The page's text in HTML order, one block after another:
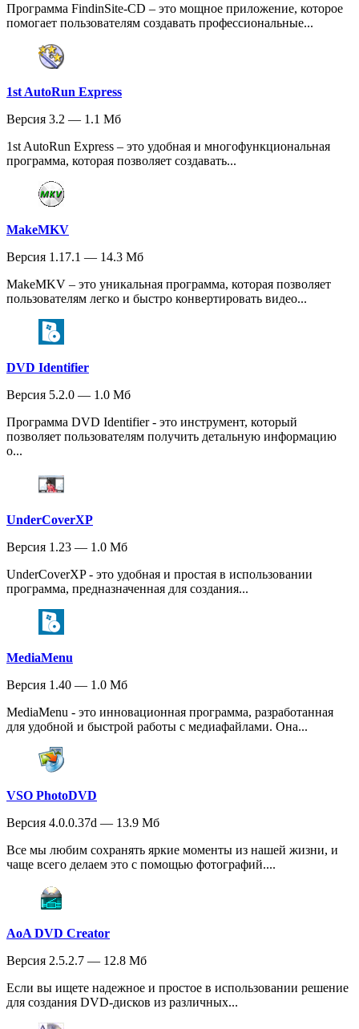
Программа FindinSite-CD – это мощное приложение, которое
помогает пользователям создавать профессиональные...
1st AutoRun Express
Версия 3.2 — 1.1 Мб
1st AutoRun Express – это удобная и многофункциональная
программа, которая позволяет создавать...
MakeMKV
Версия 1.17.1 — 14.3 Мб
MakeMKV – это уникальная программа, которая позволяет
пользователям легко и быстро конвертировать видео...
DVD Identifier
Версия 5.2.0 — 1.0 Мб
Программа DVD Identifier - это инструмент, который
позволяет пользователям получить детальную информацию
о...
UnderCoverXP
Версия 1.23 — 1.0 Мб
UnderCoverXP - это удобная и простая в использовании
программа, предназначенная для создания...
MediaMenu
Версия 1.40 — 1.0 Мб
MediaMenu - это инновационная программа, разработанная
для удобной и быстрой работы с медиафайлами. Она...
VSO PhotoDVD
Версия 4.0.0.37d — 13.9 Мб
Все мы любим сохранять яркие моменты из нашей жизни, и
чаще всего делаем это с помощью фотографий....
AoA DVD Creator
Версия 2.5.2.7 — 12.8 Мб
Если вы ищете надежное и простое в использовании решение
для создания DVD-дисков из различных...